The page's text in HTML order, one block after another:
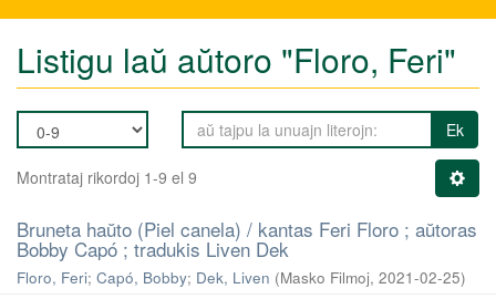
Listigu laŭ aŭtoro "Floro, Feri"
Ek
Montrataj rikordoj 1-9 el 9
Bruneta haŭto (Piel canela) / kantas Feri Floro ; aŭtoras
Bobby Capó ; tradukis Liven Dek
Floro, Feri; Capó, Bobby; Dek, Liven (Masko Filmoj, 2021-02-25)